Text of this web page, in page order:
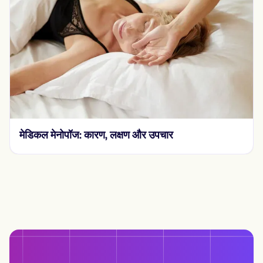
कारण, लक्षण और उपचार